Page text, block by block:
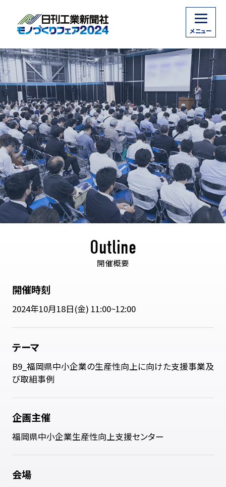
Outline
開催概要
開催時刻
2024年10月18日(金) 11:00~12:00
テーマ
B9_福岡県中小企業の生産性向上に向けた支援事業及
び取組事例
企画主催
福岡県中小企業生産性向上支援センター
会場